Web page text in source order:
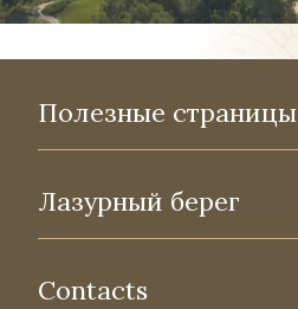
Полезные страницы
Лазурный берег
Contacts